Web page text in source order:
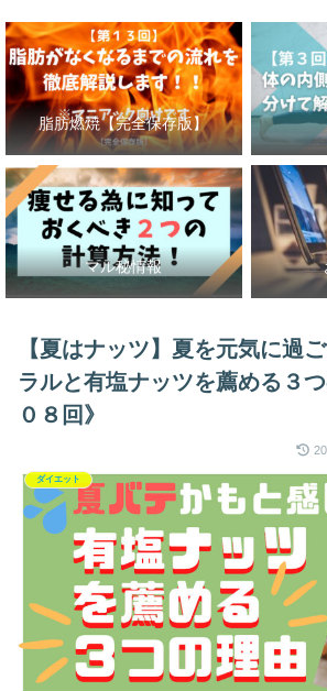
脂肪燃焼【完全保存版】
マル秘情報
【夏はナッツ】夏を元気に過
ラルと有塩ナッツを薦める３
０８回》
ダイエット